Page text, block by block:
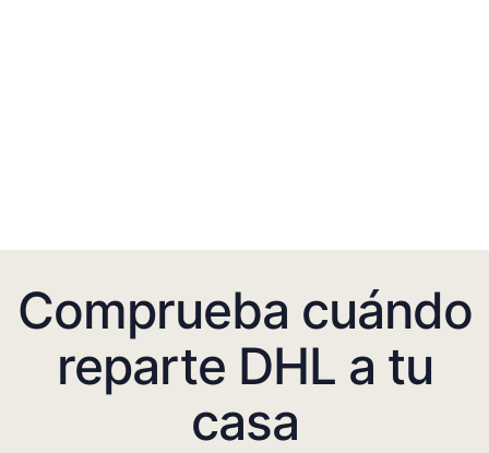
Comprueba cuándo
reparte DHL a tu
casa